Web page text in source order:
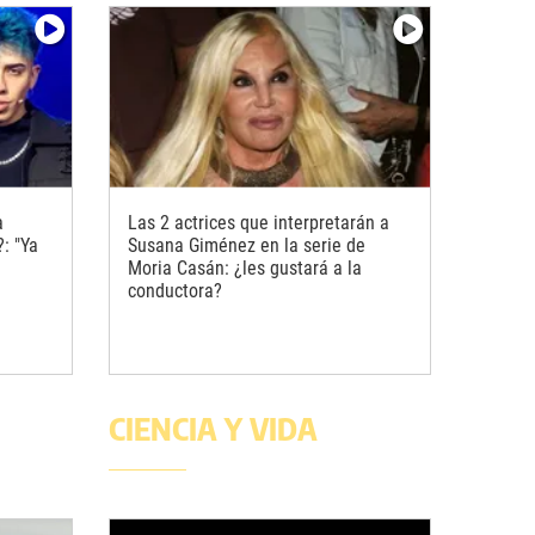
"Ya
Las 2 actrices que interpretarán a
Susana Giménez en la serie de
Moria Casán: ¿les gustará a la
conductora?
CIENCIA Y VIDA